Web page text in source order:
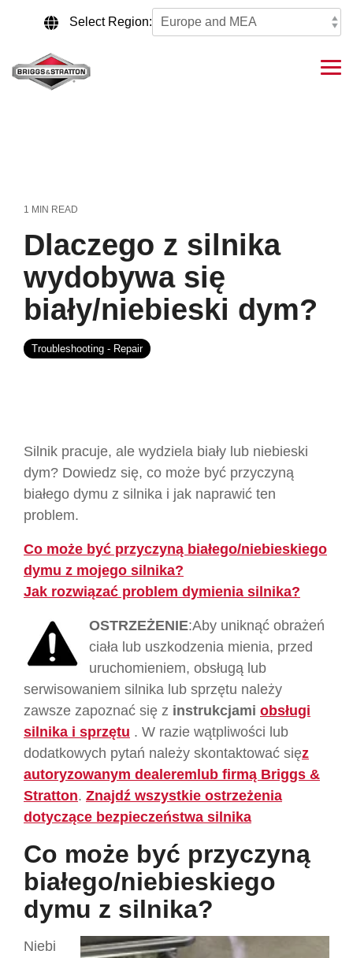
content.
Select Region:
1 MIN READ
Dlaczego z silnika
wydobywa się
biały/niebieski dym?
Troubleshooting - Repair
Silnik pracuje, ale wydziela biały lub niebieski
dym? Dowiedz się, co może być przyczyną
białego dymu z silnika i jak naprawić ten
problem.
Co może być przyczyną białego/niebieskiego
dymu z mojego silnika?
Jak rozwiązać problem dymienia silnika?
OSTRZEŻENIE:Aby uniknąć obrażeń
ciała lub uszkodzenia mienia, przed
uruchomieniem, obsługą lub
serwisowaniem silnika lub sprzętu należy
zawsze zapoznać się z instrukcjami obsługi
silnika i sprzętu . W razie wątpliwości lub
dodatkowych pytań należy skontaktować sięz
autoryzowanym dealeremlub firmą Briggs &
Stratton. Znajdź wszystkie ostrzeżenia
dotyczące bezpieczeństwa silnika
Co może być przyczyną
białego/niebieskiego
dymu z silnika?
Niebi